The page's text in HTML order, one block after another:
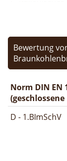
Bewertung
Norm DIN EN
D - 1.BImSchV